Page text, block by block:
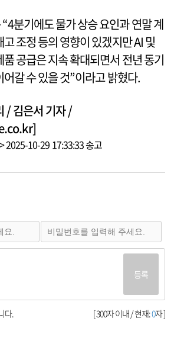
분기에도 물가 상승 요인과 연말 계
조정 등의 영향이 있겠지만 AI 및
공급은 지속 확대되면서 전년 동기
갈 수 있을 것”이라고 밝혔다.
/ 김은서 기자 /
2025-10-29 17:33:33 송고
등록
[ 300자 이내 / 현재:0자 ]
다.